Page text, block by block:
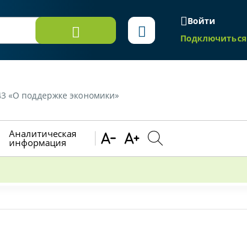
Войти
Подключиться
«О поддержке экономики»
Аналитическая
информация